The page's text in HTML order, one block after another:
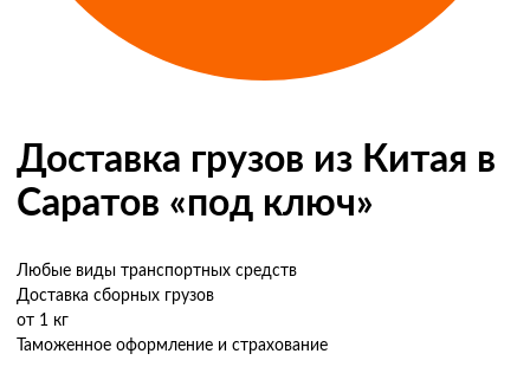
Доставка грузов из Китая в
Саратов «под ключ»
Любые виды транспортных средств
Доставка сборных грузов
от 1 кг
Таможенное оформление и страхование